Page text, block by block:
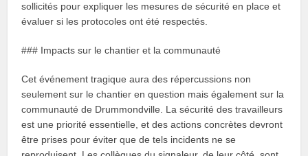
sollicités pour expliquer les mesures de sécurité en place et
évaluer si les protocoles ont été respectés.
### Impacts sur le chantier et la communauté
Cet événement tragique aura des répercussions non
seulement sur le chantier en question mais également sur la
communauté de Drummondville. La sécurité des travailleurs
est une priorité essentielle, et des actions concrètes devront
être prises pour éviter que de tels incidents ne se